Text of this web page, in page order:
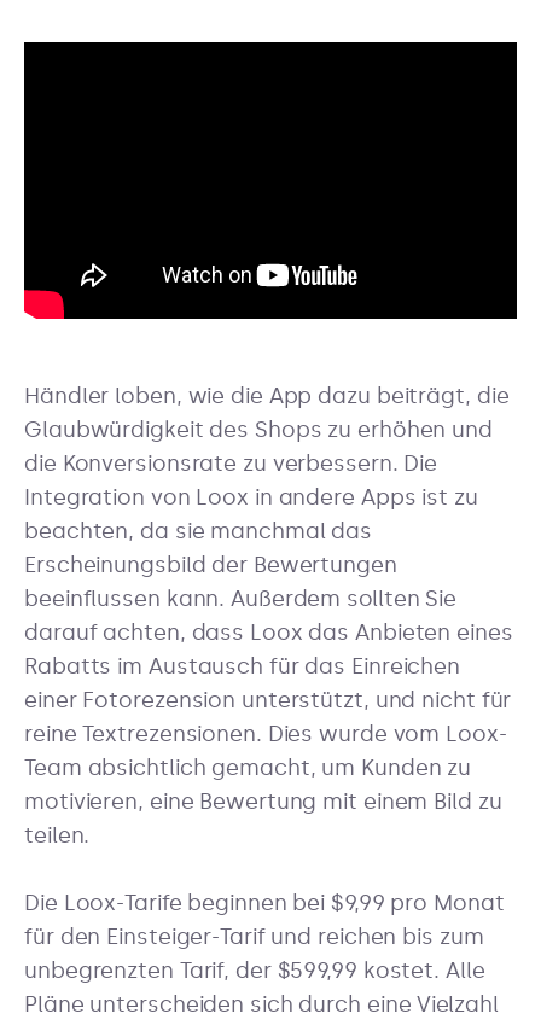
Händler loben, wie die App dazu beiträgt, die
Glaubwürdigkeit des Shops zu erhöhen und
die Konversionsrate zu verbessern. Die
Integration von Loox in andere Apps ist zu
beachten, da sie manchmal das
Erscheinungsbild der Bewertungen
beeinflussen kann. Außerdem sollten Sie
darauf achten, dass Loox das Anbieten eines
Rabatts im Austausch für das Einreichen
einer Fotorezension unterstützt, und nicht für
reine Textrezensionen. Dies wurde vom Loox-
Team absichtlich gemacht, um Kunden zu
motivieren, eine Bewertung mit einem Bild zu
teilen.
Die Loox-Tarife beginnen bei $9,99 pro Monat
für den Einsteiger-Tarif und reichen bis zum
unbegrenzten Tarif, der $599,99 kostet. Alle
Pläne unterscheiden sich durch eine Vielzahl